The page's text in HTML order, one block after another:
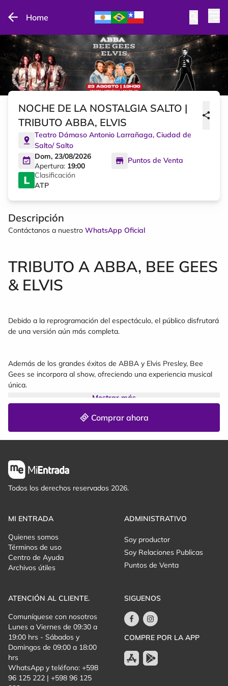
Home
NOCHE DE LA NOSTALGIA SALTO |
TRIBUTO ABBA, ELVIS
Teatro Dámaso Antonio Larrañaga, Ciudad de
Salto/Salto
Dom, 23/08/2026
Apertura: 19:00
Puntos de Venta
Clasificación
ATP
Descripción
Contáctanos a nuestro WhatsApp Oficial
TRIBUTO A ABBA, BEE GEES
& ELVIS
Debido a la reprogramación del espectáculo, el público disfrutará
de una versión aún más completa.
Además de los grandes éxitos de ABBA y Elvis Presley, Bee
Gees se incorpora al show, ofreciendo una experiencia musical
única.
Viví un recorrido por las canciones de tres de los artistas más
de Los Kalas, directamente desde Argentina. Un espectáculo
escena de primer nivel y los clásicos que marcaron
generaciones.
Bee Gees:Stayin Alive, How Deep Is Your Love, Night Fever,
More Than a Woman y todos los éxitos de la era disco.
Jailhouse Rock, Love Me Tender y muchos más.
Domingo 23 de agosto
19:30 horas
Teatro Larrañaga - Salto
Mostrar más
Comprar ahora
Todos los derechos reservados 2026.
MI ENTRADA
Quienes somos
Términos de uso
Centro de Ayuda
Archivos útiles
ADMINISTRATIVO
Soy productor
Soy Relaciones Publicas
Puntos de Venta
ATENCIÓN AL CLIENTE.
Comuníquese con nosotros
Lunes a Viernes de 09:30 a
19:00 hrs - Sábados y
Domingos de 09:00 a 18:00
hrs
WhatsApp y teléfono: +598
96 125 222 | +598 96 125
SIGUENOS
COMPRE POR LA APP